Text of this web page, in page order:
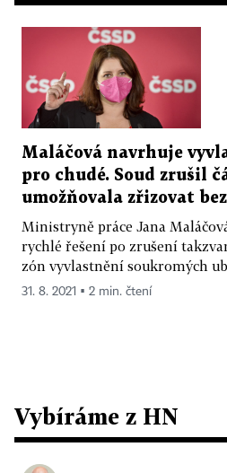
Maláčová navrhuje
pro chudé. Soud zrušil
umožňovala zřizovat
Ministryně práce Jana
rychlé řešení po zrušení
zón vyvlastnění soukromých
31. 8. 2021 ▪ 2 min. čtení
Vybíráme z HN